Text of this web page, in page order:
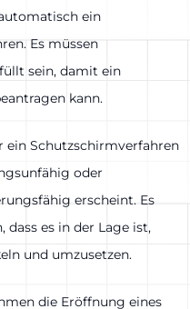
ein
Es müssen
sein, damit ein
kann.
ein Schutzschirmverfahren
oder
erscheint. Es
es in der Lage ist,
und umzusetzen.
die Eröffnung eines